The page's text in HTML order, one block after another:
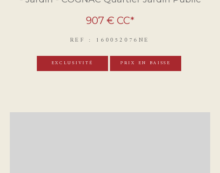
907 € CC*
REF : 160052076NE
EXCLUSIVITÉ PRIX EN BAISSE